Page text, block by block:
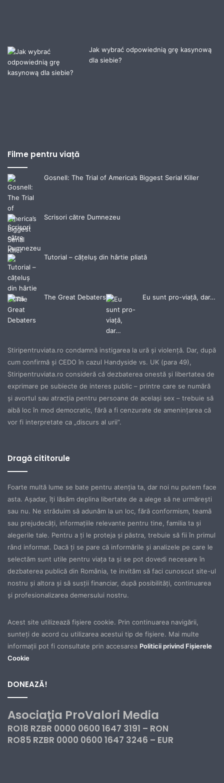
Jak wybrać odpowiednią grę kasynową
dla siebie?
Filme pentru viață
Gosnell: The Trial of America’s Biggest Serial Killer
Scrisori către Dumnezeu
Tutorial – cățeluș din hârtie pliată
The Great Debaters Eu sunt pro-viață, dar…
Stiripentruviata.ro condamnă instigarea la ură şi violenţă. Dar, după
cum confirmă şi CEDO în cazul Handyside vs. UK (para 49),
Stiripentruviata.ro consideră că dezbaterea onestă şi libertatea de
exprimare pe subiecte de interes public – printre care se numără
şi avortul sau atracţia pentru persoane de acelaşi sex – trebuie să
aibă loc în mod democratic, fără a fi cenzurate de ameninţarea că
vor fi interpretate ca „discurs al urii”.
Dragă cititorule
Foarte multă lume se bate pentru atenţia ta, dar noi nu putem face
asta. Aşadar, îţi lăsăm deplina libertate de a alege să ne urmăreşti
sau nu. Ne străduim să adunăm la un loc, fără conformism, teamă
sau prejudecăţi, informaţiile relevante pentru tine, familia ta şi
alegerile tale. Pentru a ţi le proteja şi păstra, trebuie să fii în primul
rând informat. Dacă ţi se pare că informările şi analizele pe care le
selectăm sunt utile pentru viaţa ta şi se pot dovedi necesare în
dezbaterea publică din România, te invităm să faci cunoscut site-ul
nostru şi altora şi să susţii financiar, după posibilităţi, continuarea
şi profesionalizarea demersului nostru.
Acest site utilizează fișiere cookie. Prin continuarea navigării,
sunteți de acord cu utilizarea acestui tip de fișiere. Mai multe
informații pot fi consultate prin accesarea Politicii privind Fișierele
Cookie
DONEAZĂ!
Asociaţia ProValori Media
RO18 RZBR 0000 0600 1647 3191 – RON
RO85 RZBR 0000 0600 1647 3246 – EUR